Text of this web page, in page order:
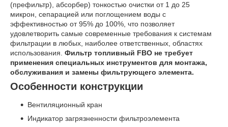
(префильтр), абсорбер) тонкостью очистки от 1 до 25
микрон, сепарацией или поглощением воды с
эффективностью от 95% до 100%, что позволяет
удовлетворить самые современные требования к системам
фильтрации в любых, наиболее ответственных, областях
использования. Фильтр топливный FBO не требует
применения специальных инструментов для монтажа,
обслуживания и замены фильтрующего элемента.
Особенности конструкции
Вентиляционный кран
Индикатор загрязненности фильтроэлемента